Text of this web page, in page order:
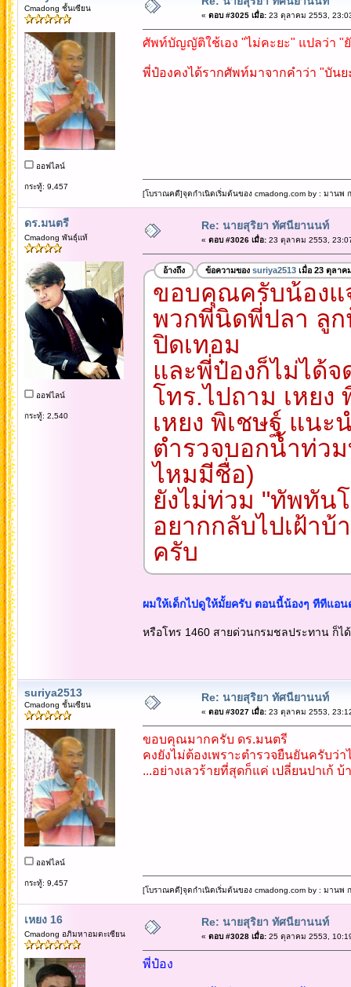
Cmadong ชั้นเซียน
ออฟไลน์
กระทู้: 9,457
« ตอบ #3025 เมื่อ:23 ตุลาคม 2553,
ศัพท์บัญญัติใช้เอง "ไม่คะยะ" แปลว่า "ยั
พี่ป๋องคงได้รากศัพท์มาจากคำว่า "บันย
[โบราณคดี]จุดกำเนิดเริ่มต้นของ cmadong.com by : มานพ
ดร.มนตรี
Cmadong พันธุ์แท้
ออฟไลน์
กระทู้: 2,540
Re: นายสุริยา ทัศนียานนท์
« ตอบ #3026 เมื่อ:23 ตุลาคม 2553,
อ้างถึง ข้อความของ suriya2513เมื่อ 23 ตุลาค
ขอบคุณครับน้องแ
พวกพี่นิดพี่ปลา ลูก
ปิดเทอม
และพี่ป๋องก็ไม่ได้
โทร.ไปถาม เหยง
เหยง พิเชษฐ์ แน
ตำรวจบอกน้ำท่ว
ไหมมีชื่อ)
ยังไม่ท่วม "ทัพทัน
อยากกลับไปเฝ้าบ้
ครับ
ผมให้เด็กไปดูให้มั้ยครับ ตอนนี้น้องๆ ทีทีแ
หรือโทร 1460 สายด่วนกรมชลประทาน ก็ไ
suriya2513
Cmadong ชั้นเซียน
ออฟไลน์
กระทู้: 9,457
Re: นายสุริยา ทัศนียานนท์
« ตอบ #3027 เมื่อ:23 ตุลาคม 2553,
ขอบคุณมากครับ ดร.มนตรี
คงยังไม่ต้องเพราะตำรวจยืนยันครับว่
...อย่างเลวร้ายที่สุดก็แค่ เปลี่ยนปาเก้
[โบราณคดี]จุดกำเนิดเริ่มต้นของ cmadong.com by : มานพ
เหยง 16
Cmadong อภิมหาอมตะเซียน
Re: นายสุริยา ทัศนียานนท์
« ตอบ #3028 เมื่อ:25 ตุลาคม 2553,
พี่ป๋อง